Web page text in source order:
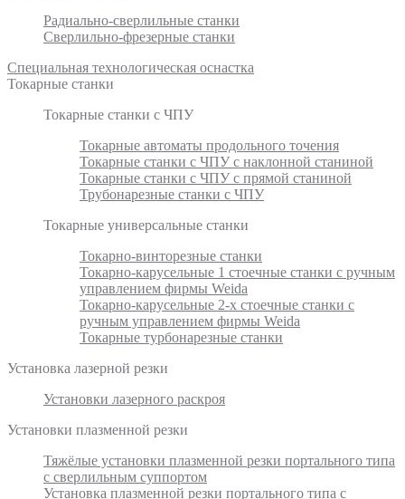
Радиально-сверлильные станки
Сверлильно-фрезерные станки
Специальная технологическая оснастка
Токарные станки
Токарные станки с ЧПУ
Токарные автоматы продольного точения
Токарные станки с ЧПУ с наклонной станиной
Токарные станки с ЧПУ с прямой станиной
Трубонарезные станки с ЧПУ
Токарные универсальные станки
Токарно-винторезные станки
Токарно-карусельные 1 стоечные станки с ручным
управлением фирмы Weida
Токарно-карусельные 2-х стоечные станки с
ручным управлением фирмы Weida
Токарные турбонарезные станки
Установка лазерной резки
Установки лазерного раскроя
Установки плазменной резки
Тяжёлые установки плазменной резки портального типа
с сверлильным суппортом
Установка плазменной резки портального типа с